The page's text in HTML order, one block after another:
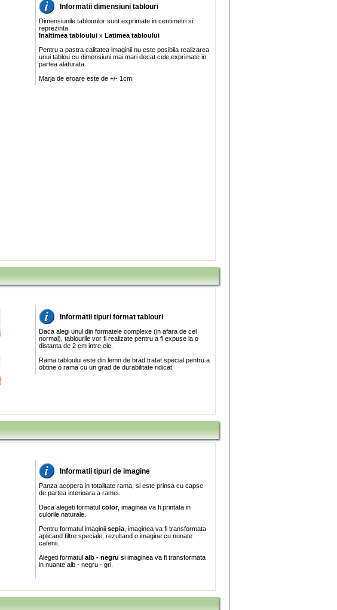
Informatii dimensiuni tablouri
Dimensiunile tablourilor sunt exprimate in centimetri si
reprezinta
Inaltimea tabloului x Latimea tabloului
Pentru a pastra calitatea imaginii nu este posibila realizarea
unui tablou cu dimensiuni mai mari decat cele exprimate in
partea alaturata.
Marja de eroare este de +/- 1cm.
Informatii tipuri format tablouri
Daca alegi unul din formatele complexe (in afara de cel
normal), tablourile vor fi realizate pentru a fi expuse la o
distanta de 2 cm intre ele.
Rama tabloului este din lemn de brad tratat special pentru a
obtine o rama cu un grad de durabilitate ridicat.
Informatii tipuri de imagine
Panza acopera in totalitate rama, si este prinsa cu capse
de partea interioara a ramei.
Daca alegeti formatul color, imaginea va fi printata in
culorile naturale.
Pentru formatul imaginii sepia , imaginea va fi transformata
aplicand filtre speciale, rezultand o imagine cu nunate
cafenii.
Alegeti formatul alb - negru si imaginea va fi transformata
in nuante alb - negru - gri.